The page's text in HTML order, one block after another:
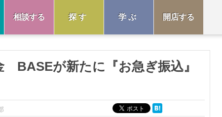
相談する 探す 学ぶ 開店する
BASEが新たに『お急ぎ振込』